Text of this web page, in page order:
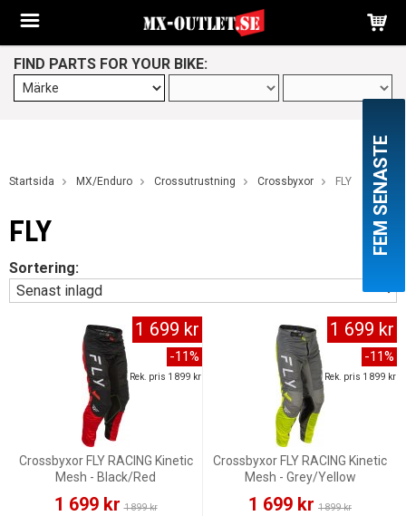
FIND PARTS FOR YOUR BIKE:
Startsida MX/Enduro Crossutrustning Crossbyxor FLY
FLY
Sortering:
Crossbyxor FLY RACING Kinetic
Mesh - Black/Red
1 699 kr 1 899 kr
1 699 kr
-11%
Rek. pris 1 899 kr
Crossbyxor FLY RACING Kinetic
Mesh - Grey/Yellow
1 699 kr 1 899 kr
1 699 kr
-11%
Rek. pris 1 899 kr
FEM SENASTE